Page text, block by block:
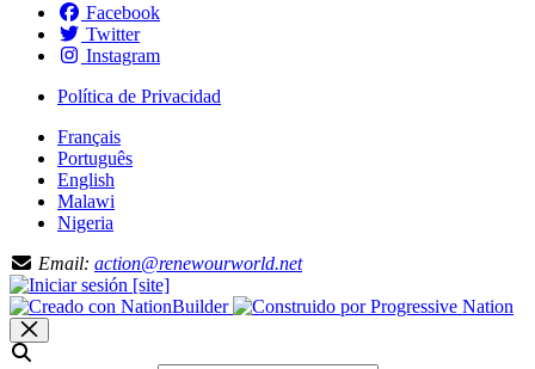
Facebook
Twitter
Instagram
Política de Privacidad
Français
Português
English
Malawi
Nigeria
Email: action@renewourworld.net